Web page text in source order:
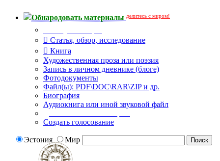
Обнародовать материалы делитесь с миром!
Статья, обзор, исследование
Книга
Художественная проза или поэзия
Запись в личном дневнике (блоге)
Фотодокументы
Файл(ы): PDF\DOC\RAR\ZIP и др.
Биография
Аудиокнига или иной звуковой файл
Создать голосование
Эстония Мир